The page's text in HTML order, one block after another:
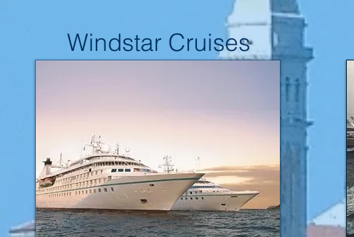
Windstar Cruises